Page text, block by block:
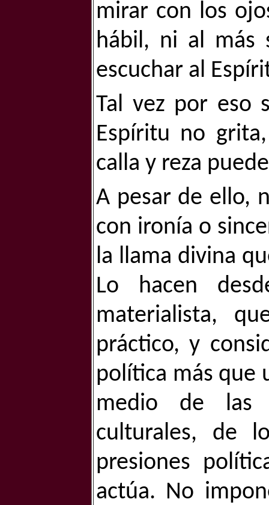
mirar con los
hábil, ni al más
escuchar al
Tal vez por eso
Espíritu no
calla y reza
A pesar de ello,
con ironía o
la llama divina
Lo hacen
materialista,
práctico, y
política más que
medio de las
culturales, de
presiones
actúa. No